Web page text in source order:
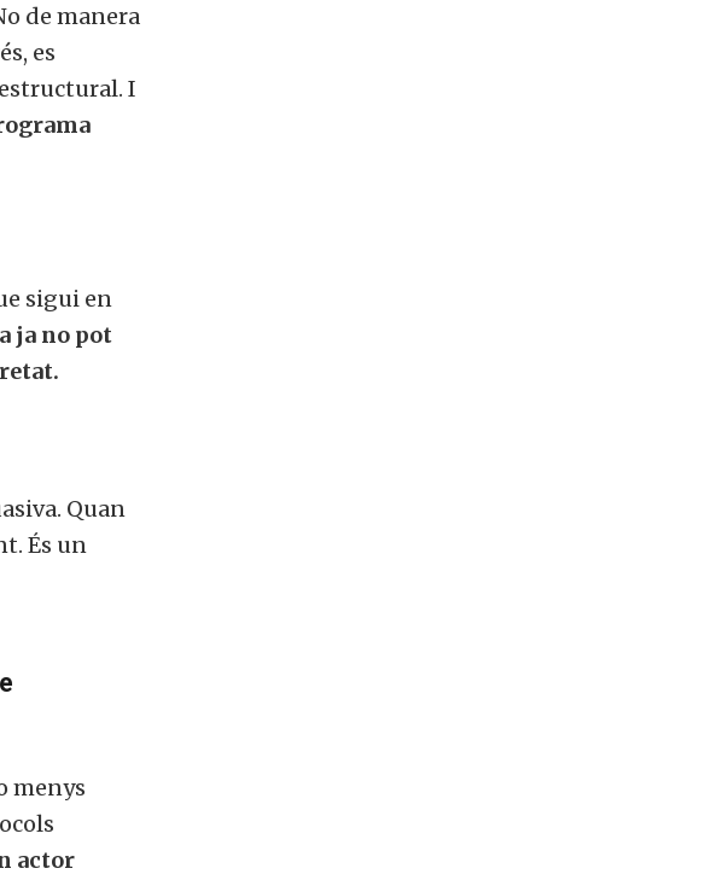
de manera
es
I
sigui en
ja no pot
Quan
És un
menys
actor